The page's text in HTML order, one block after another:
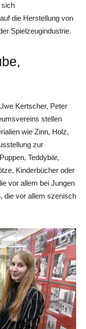
sich
die Herstellung von
Spielzeugindustrie.
Kertscher, Peter
stellen
wie Zinn, Holz,
zur
Teddybär,
Kinderbücher oder
vor allem bei Jungen
die vor allem szenisch